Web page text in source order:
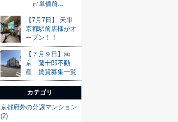
㎡単価前...
【7月7日】 天串
京都駅前店様がオ
ープン！！
【７月９日】㈱
京 藤十郎不動
産 賃貸募集一覧
カテゴリ
京都府外の分譲マンション
(2)